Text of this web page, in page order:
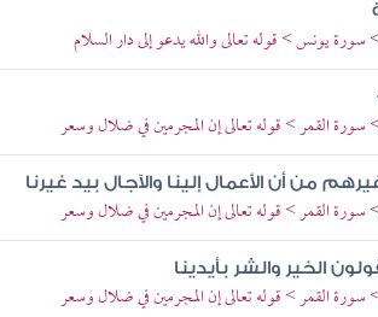
سورة يونس > قوله تعالى والله يدعو إلى دار السلام
سورة القمر > قوله تعالى إن المجرمين في ضلال وسعر
من أن الأعمال إلينا والآجال بيد غيرنا
سورة القمر > قوله تعالى إن المجرمين في ضلال وسعر
الخير والشر بأيدينا
سورة القمر > قوله تعالى إن المجرمين في ضلال وسعر